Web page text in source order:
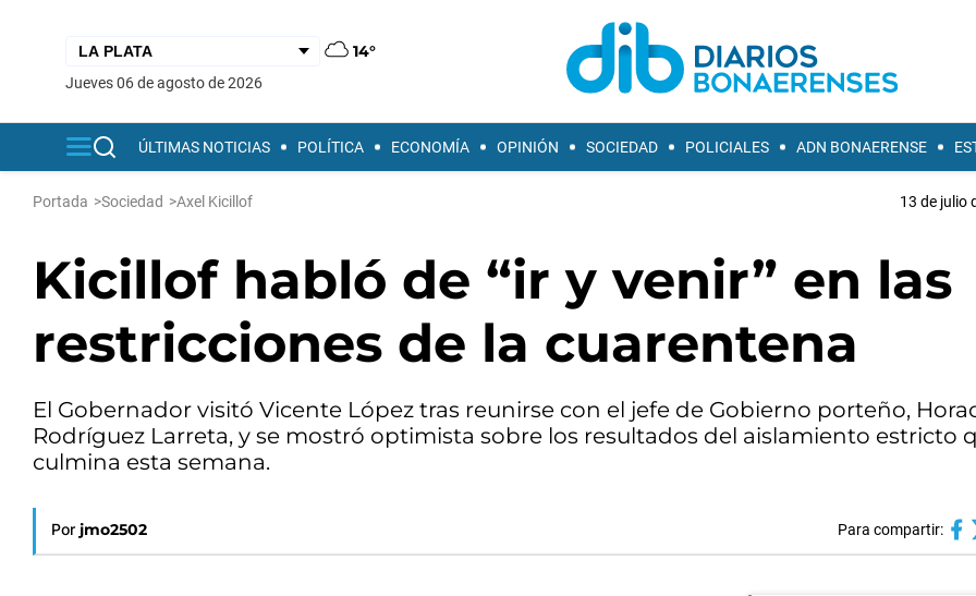
14°
jueves 06 de agosto de 2026
ÚLTIMAS NOTICIAS POLÍTICA ECONOMÍA OPINIÓN SOCIEDAD POLICIALES ADN BONAERENSE
Portada >Sociedad >Axel Kicillof 13 de julio
Kicillof habló de “ir y venir” en las
restricciones de la cuarentena
El Gobernador visitó Vicente López tras reunirse con el jefe de Gobierno porteño,
Rodríguez Larreta, y se mostró optimista sobre los resultados del aislamiento estricto
culmina esta semana.
Por jmo2502 Para compartir: